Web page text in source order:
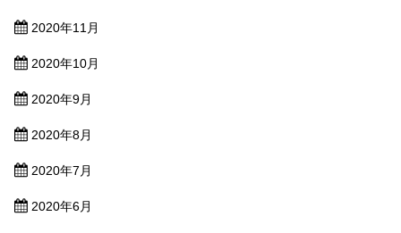
2020年11月
2020年10月
2020年9月
2020年8月
2020年7月
2020年6月